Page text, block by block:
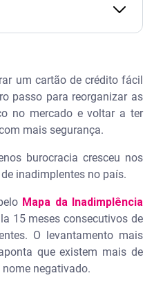
mais fáceis de
para quem tem
rápida?
de renda:
de crédito de loja e
um cartão de crédito fácil
passo para reorganizar as
no mercado e voltar a ter
mais segurança.
burocracia cresceu nos
inadimplentes no país.
Mapa da Inadimplência
15 meses consecutivos de
O levantamento mais
que existem mais de
negativado.